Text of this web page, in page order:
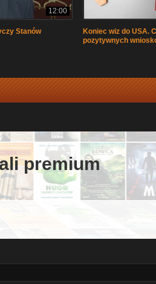
12:00
Stanów
Koniec wiz do USA.
pozytywnych
premium